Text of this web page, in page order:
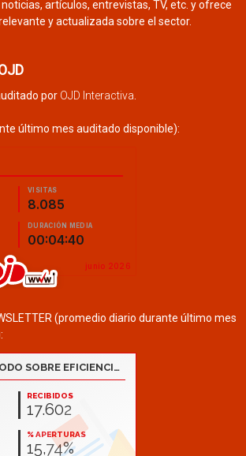
artículos, entrevistas, TV, etc. y ofrece
y actualizada sobre el sector.
por OJD Interactiva
último mes auditado disponible):
(promedio diario durante último mes